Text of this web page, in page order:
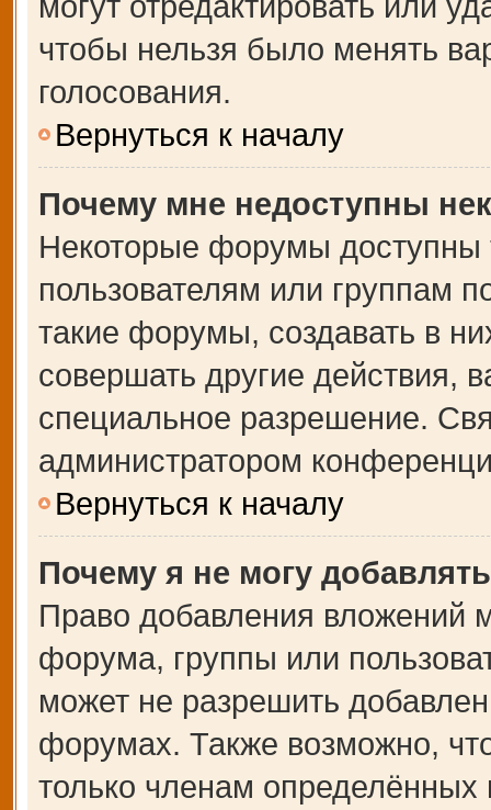
чтобы нельзя было менять
голосования.
Вернуться к началу
Почему мне недоступны
Некоторые форумы доступны
пользователям или группам
такие форумы, создавать в
совершать другие действия,
специальное разрешение.
администратором
Вернуться к началу
Почему я не могу
Право добавления вложений
форума, группы или
может не разрешить
форумах. Также возможно,
только членам